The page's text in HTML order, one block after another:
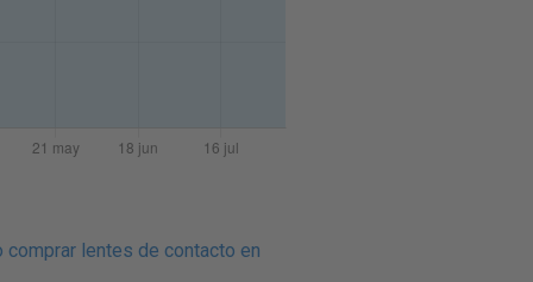
comprar lentes de contacto en